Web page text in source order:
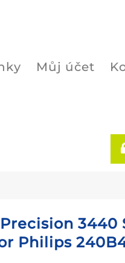
Můj účet
3440
Philips